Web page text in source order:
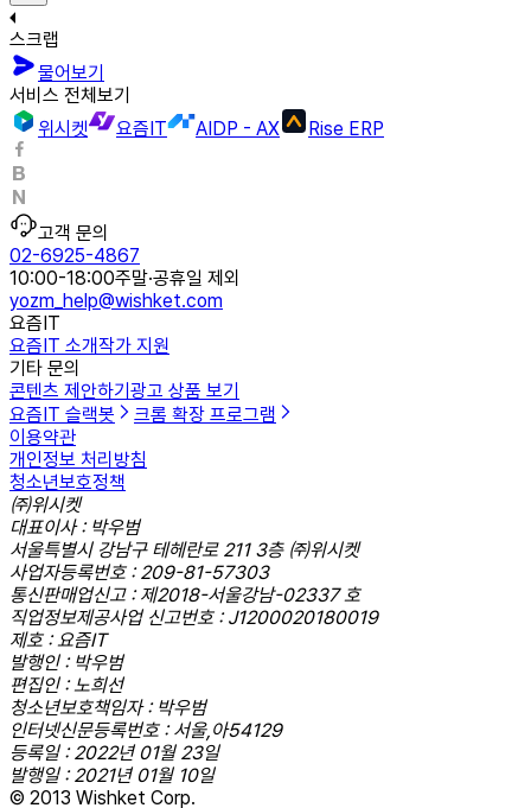
스크랩
물어보기
서비스 전체보기
위시켓
요즘IT AIDP - AX Rise ERP
고객 문의
02-6925-4867
10:00-18:00주말·공휴일 제외
yozm_help@wishket.com
요즘IT
요즘IT 소개작가 지원
기타 문의
콘텐츠 제안하기 광고 상품 보기
요즘IT 슬랙봇
크롬 확장 프로그램
이용약관
개인정보 처리방침
청소년보호정책
㈜위시켓
대표이사 : 박우범
서울특별시 강남구 테헤란로 211 3층 ㈜위시켓
사업자등록번호 : 209-81-57303
통신판매업신고 : 제2018-서울강남-02337 호
직업정보제공사업 신고번호 : J1200020180019
제호 : 요즘IT
발행인 : 박우범
편집인 : 노희선
청소년보호책임자 : 박우범
인터넷신문등록번호 : 서울,아54129
등록일 : 2022년 01월 23일
발행일 : 2021년 01월 10일
© 2013 Wishket Corp.